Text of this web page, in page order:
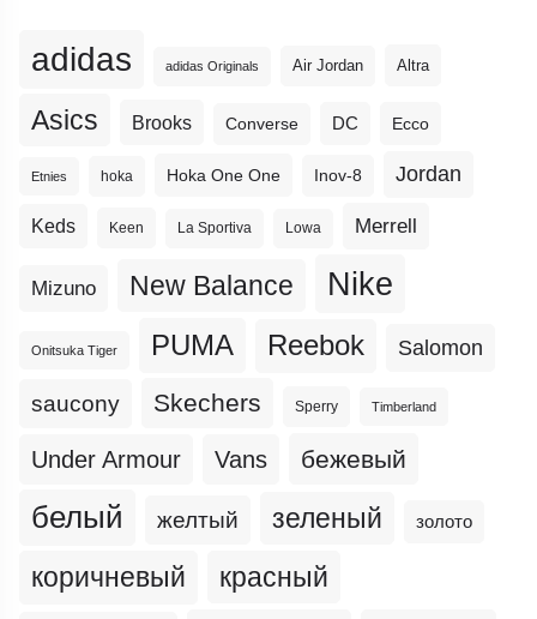
adidas adidas Originals Air Jordan Altra
Asics Brooks Converse DC Ecco
Etnies hoka Hoka One One Inov-8 Jordan
Keds Keen La Sportiva Lowa Merrell
Mizuno New Balance Nike
Onitsuka Tiger PUMA Reebok Salomon
saucony Skechers Sperry Timberland
Under Armour Vans бежевый
белый желтый зеленый золото
коричневый красный